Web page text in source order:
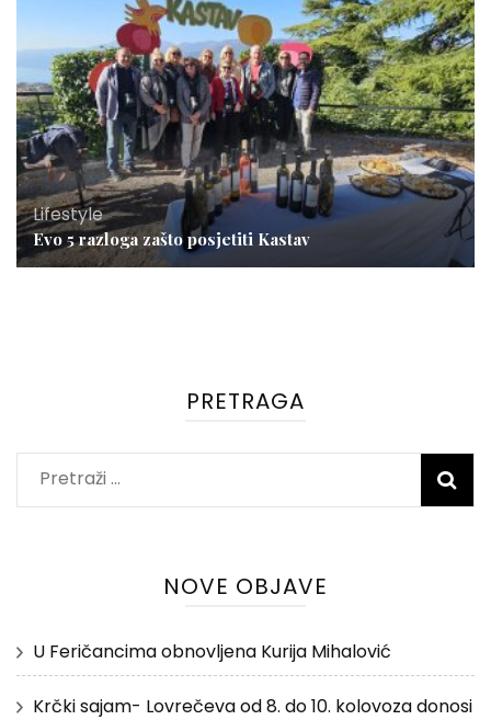
Lifestyle
Evo 5 razloga zašto posjetiti Kastav
PRETRAGA
Pretraži:
NOVE OBJAVE
U Feričancima obnovljena Kurija Mihalović
Krčki sajam- Lovrečeva od 8. do 10. kolovoza donosi